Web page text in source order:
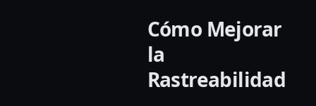
Cómo Mejorar
la
Rastreabilidad